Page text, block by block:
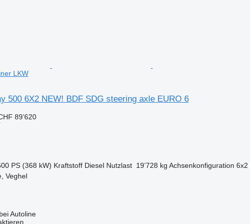
LKW
500 6X2 NEW! BDF SDG steering axle EURO 6
89’620
PS (368 kW) Kraftstoff Diesel Nutzlast 19’728 kg Achsenkonfiguration 6x2
Veghel
Autoline